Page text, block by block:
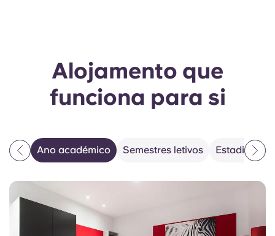
Alojamento que
funciona para si
Ano académico Semestres letivos Estadias